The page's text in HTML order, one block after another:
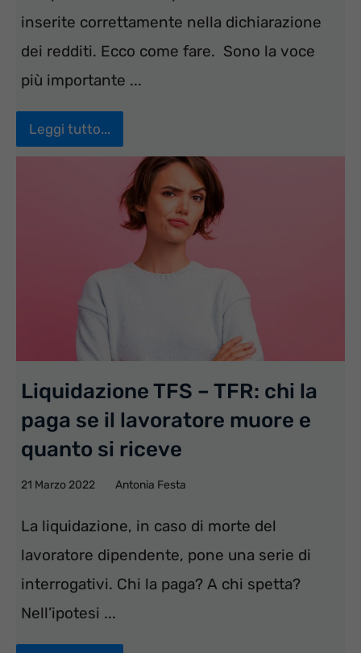
inserite correttamente nella dichiarazione
dei redditi. Ecco come fare. Sono la voce
più importante ...
Leggi tutto...
Liquidazione TFS – TFR: chi la
paga se il lavoratore muore e
quanto si riceve
21 Marzo 2022 Antonia Festa
La liquidazione, in caso di morte del
lavoratore dipendente, pone una serie di
interrogativi. Chi la paga? A chi spetta?
Nell’ipotesi ...